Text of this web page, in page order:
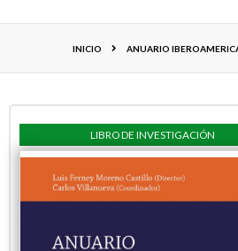
INICIO ANUARIO
LIBRO DE INVESTIGACIÓN